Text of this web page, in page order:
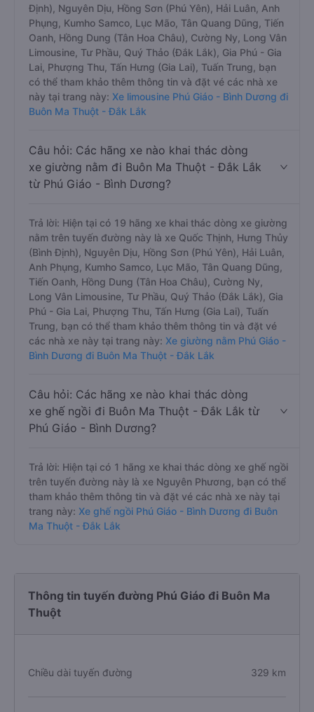
Định), Nguyên Dịu, Hồng Sơn (Phú Yên), Hải Luân, Anh
Phụng, Kumho Samco, Lục Mão, Tân Quang Dũng, Tiến
Oanh, Hồng Dung (Tân Hoa Châu), Cường Ny, Long Vân
Limousine, Tư Phầu, Quý Thảo (Đắk Lắk), Gia Phú - Gia
Lai, Phượng Thu, Tấn Hưng (Gia Lai), Tuấn Trung, bạn
có thể tham khảo thêm thông tin và đặt vé các nhà xe
này tại trang này: Xe limousine Phú Giáo - Bình Dương đi
Buôn Ma Thuột - Đắk Lắk
Câu hỏi: Các hãng xe nào khai thác dòng
xe giường nằm đi Buôn Ma Thuột - Đắk Lắk
từ Phú Giáo - Bình Dương?
Trả lời: Hiện tại có 19 hãng xe khai thác dòng xe giường
nằm trên tuyến đường này là xe Quốc Thịnh, Hưng Thủy
(Bình Định), Nguyên Dịu, Hồng Sơn (Phú Yên), Hải Luân,
Anh Phụng, Kumho Samco, Lục Mão, Tân Quang Dũng,
Tiến Oanh, Hồng Dung (Tân Hoa Châu), Cường Ny,
Long Vân Limousine, Tư Phầu, Quý Thảo (Đắk Lắk), Gia
Phú - Gia Lai, Phượng Thu, Tấn Hưng (Gia Lai), Tuấn
Trung, bạn có thể tham khảo thêm thông tin và đặt vé
các nhà xe này tại trang này: Xe giường nằm Phú Giáo -
Bình Dương đi Buôn Ma Thuột - Đắk Lắk
Câu hỏi: Các hãng xe nào khai thác dòng
xe ghế ngồi đi Buôn Ma Thuột - Đắk Lắk từ
Phú Giáo - Bình Dương?
Trả lời: Hiện tại có 1 hãng xe khai thác dòng xe ghế ngồi
trên tuyến đường này là xe Nguyên Phương, bạn có thể
tham khảo thêm thông tin và đặt vé các nhà xe này tại
trang này: Xe ghế ngồi Phú Giáo - Bình Dương đi Buôn
Ma Thuột - Đắk Lắk
Thông tin tuyến đường Phú Giáo đi Buôn Ma
Thuột
Chiều dài tuyến đường 329 km